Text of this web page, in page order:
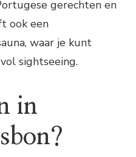
gerechten en
ook een
waar je kunt
sightseeing.
in